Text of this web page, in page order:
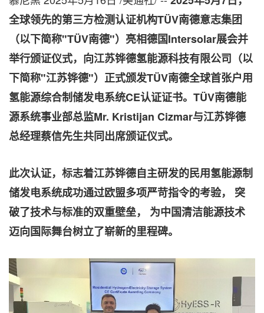
全球领先的第三方检测认证机构TÜV南德意志集团
（以下简称"TÜV南德"）亮相德国Intersolar展会并
举行颁证仪式，向江苏铧德氢能源科技有限公司（以
下简称"江苏铧德"）正式颁发TÜV南德全球首张户用
氢能源综合制储发电系统CE认证证书。 TÜV南德能
源系统事业部总监Mr. Kristijan Cizmar与江苏铧德
总经理蔡信先生共同出席颁证仪式。
此次认证，标志着江苏铧德自主研发的民用氢能源制
储发电系统成功通过欧盟多项严苛指令的考验，
突
破了技术与标准的双重壁垒，
为中国清洁能源技术
迈向国际舞台树立了崭新的里程碑。